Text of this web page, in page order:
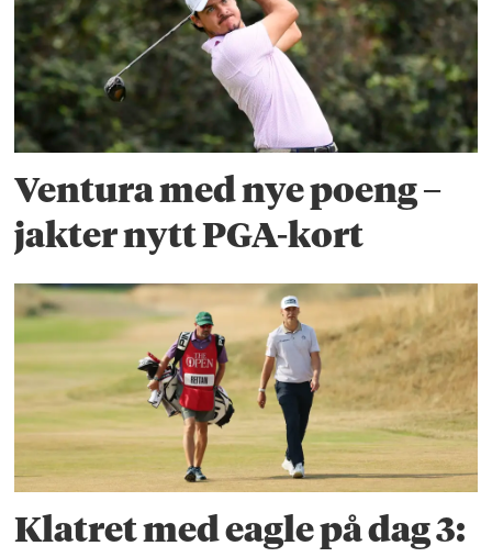
Ventura med nye poeng –
jakter nytt PGA-kort
Klatret med eagle på dag 3: